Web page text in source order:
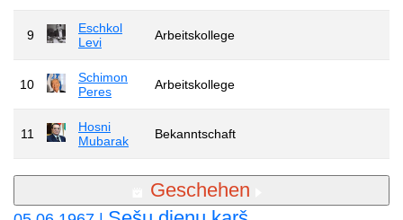
9
Eschkol
Levi
Arbeitskollege
10
Schimon
Peres
Arbeitskollege
11
Hosni
Mubarak
Bekanntschaft
Geschehen